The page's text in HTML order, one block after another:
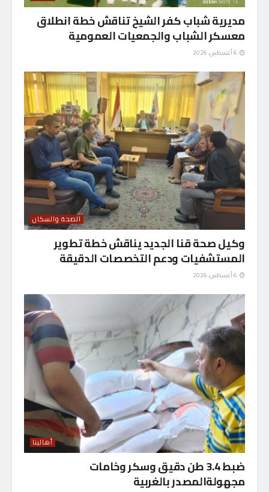
مديرية شباب كفر الشيخ تناقش خطة انطلاق
معسكر الشباب والجمعيات العمومية
الصحة والسكان
وكيل صحة قنا الجديد يناقش خطة تطوير
المستشفيات ودعم التخصصات الدقيقة
أهالينا
ضبط 3.4 طن دقيق وسكر وخامات
مجهولةالمصدر بالغربية